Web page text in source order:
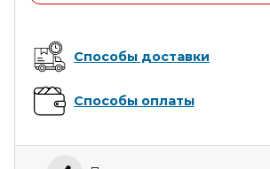
Способы доставки
Способы оплаты